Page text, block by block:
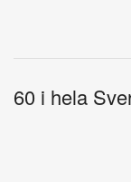
60 i hela